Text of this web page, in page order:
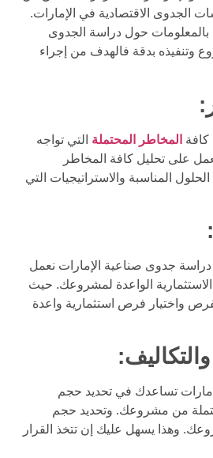
الجدوى الاقتصادية في الإمارات.
حول دراسة الجدوى
وتنفيذه بدقة فالهدف من إجراء
المخاطر المحتملة التي تواجه
على تحليل كافة المخاطر
المناسبة والاستراتيجيات التي
جدوى صناعية الإمارات نعمل
الواعدة لمشروعك. حيث
واختيار فرص استثمارية واعدة
تساعدك في تحديد حجم
من مشروعك. وتحديد حجم
وهذا يسهل عليك إن تتخذ القرار